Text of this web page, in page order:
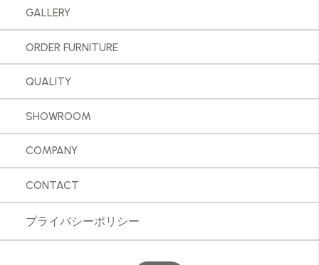
GALLERY
ORDER FURNITURE
QUALITY
SHOWROOM
COMPANY
CONTACT
プライバシーポリシー